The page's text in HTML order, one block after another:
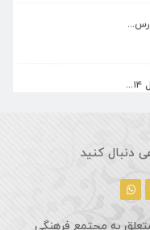
...
دنبال کنید
به مجتمع فرهنگی